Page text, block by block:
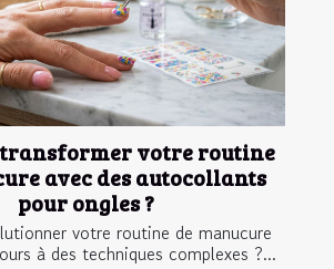
transformer votre routine
avec des autocollants
pour ongles ?
votre routine de manucure
à des techniques complexes ?...